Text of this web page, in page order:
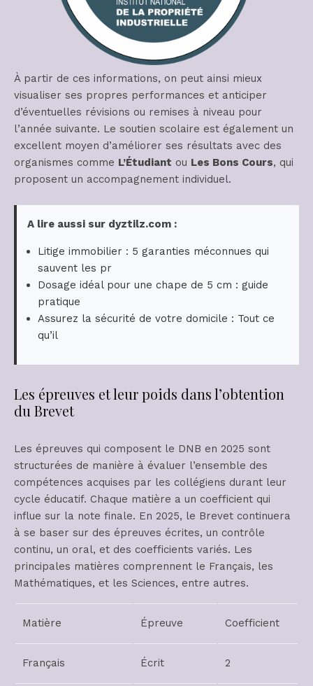
À partir de ces informations, on peut ainsi mieux
visualiser ses propres performances et anticiper
d’éventuelles révisions ou remises à niveau pour
l’année suivante. Le soutien scolaire est également un
excellent moyen d’améliorer ses résultats avec des
organismes comme L’Étudiant ou Les Bons Cours, qui
proposent un accompagnement individuel.
A lire aussi sur dyztilz.com :
Litige immobilier : 5 garanties méconnues qui
sauvent les pr
Dosage idéal pour une chape de 5 cm : guide
pratique
Assurez la sécurité de votre domicile : Tout ce
qu’il
Les épreuves et leur poids dans l’obtention
du Brevet
Les épreuves qui composent le DNB en 2025 sont
structurées de manière à évaluer l’ensemble des
compétences acquises par les collégiens durant leur
cycle éducatif. Chaque matière a un coefficient qui
influe sur la note finale. En 2025, le Brevet continuera
à se baser sur des épreuves écrites, un contrôle
continu, un oral, et des coefficients variés. Les
principales matières comprennent le Français, les
Mathématiques, et les Sciences, entre autres.
Matière Épreuve Coefficient
Français Écrit 2